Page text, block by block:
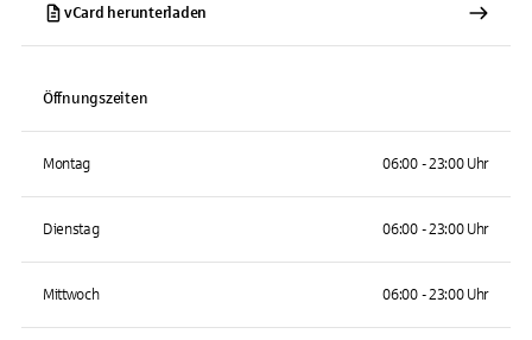
vCard herunterladen
Öffnungszeiten
Montag 06:00 - 23:00 Uhr
Dienstag 06:00 - 23:00 Uhr
Mittwoch 06:00 - 23:00 Uhr